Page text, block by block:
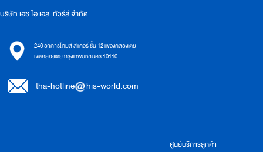
บริษัท เอช.ไอ.เอส. ทัวร์ส์ จำกัด
246 อาคารไทมส์ สแควร์ ชั้น 12 แขวงคลองเตย
เขตคลองเตย กรุงเทพมหานคร 10110
tha-hotline his-world.com
ศูนย์บริการลูกค้า